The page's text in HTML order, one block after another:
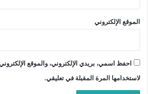
الموقع الإلكتروني
احفظ اسمي، بريدي الإلكتروني، والموقع
لاستخدامها المرة المقبلة في تعليقي.